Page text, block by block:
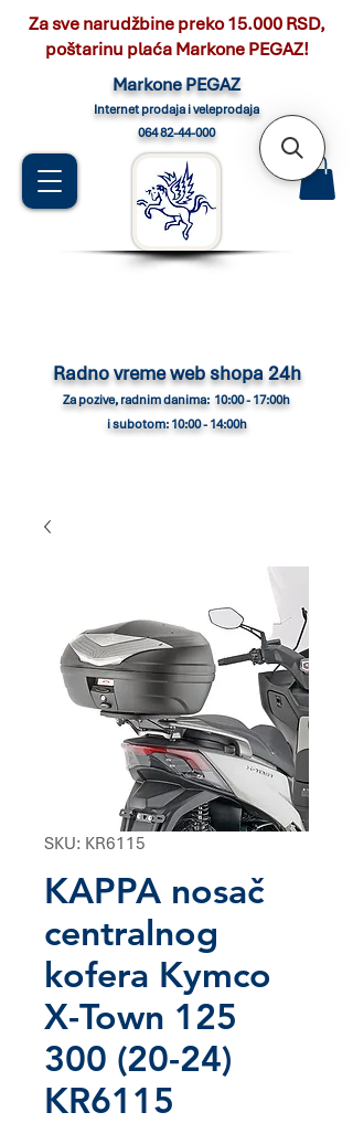
Markone PEGAZ
Internet prodaja i veleprodaja
064 82-44-000
Radno vreme web shopa 24h
Za pozive, radnim danima: 10:00 - 17:00h
i subotom: 10:00 - 14:00h
Za sve narudžbine preko 15.000 RSD,
poštarinu plaća Markone PEGAZ!
SKU: KR6115
KAPPA nosač
centralnog
kofera Kymco
X-Town 125
300 (20-24)
KR6115